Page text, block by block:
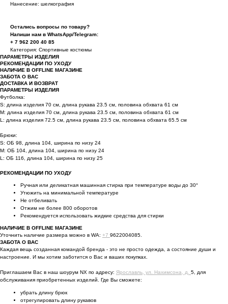
Нанесение: шелкография
Остались вопросы по товару?
Напиши нам в WhatsApp/Telegram:
+ 7 962 200 40 85
Категория: Спортивные костюмы
ПАРАМЕТРЫ ИЗДЕЛИЯ
РЕКОМЕНДАЦИИ ПО УХОДУ
НАЛИЧИЕ В OFFLINE МАГАЗИНЕ
ЗАБОТА О ВАС
ДОСТАВКА И ВОЗВРАТ
ПАРАМЕТРЫ ИЗДЕЛИЯ
Футболка:
S: длина изделия 70 см, длина рукава 23.5 см, половина обхвата 61 см
M: длина изделия 70 см, длина рукава 23.5 см, половина обхвата 61 см
L: длина изделия 72.5 см, длина рукава 23.5 см, половина обхвата 65.5 см
Брюки:
S: ОБ 98, длина 104, ширина по низу 24
M: ОБ 104, длина 104, ширина по низу 24
L: ОБ 116, длина 104, ширина по низу 25
РЕКОМЕНДАЦИИ ПО УХОДУ
Ручная или деликатная машинная стирка при температуре воды до 30°
Утюжить на минимальной температуре
Не отбеливать
Отжим не более 800 оборотов
Рекомендуется использовать жидкие средства для стирки
НАЛИЧИЕ В OFFLINE МАГАЗИНЕ
Уточнить наличие размера можно в WA: +7 9622004085.
ЗАБОТА О ВАС
Каждая вещь созданная командой бренда - это не просто одежда, а состояние души и
настроение. И мы хотим заботится о Вас и ваших покупках.
Приглашаем Вас в наш шоурум NX по адресу: Ярославль, ул. Нахимсона, д. 5, для
обслуживания приобретенных изделий. Где Вы сможете:
убрать длину брюк
отрегулировать длину рукавов